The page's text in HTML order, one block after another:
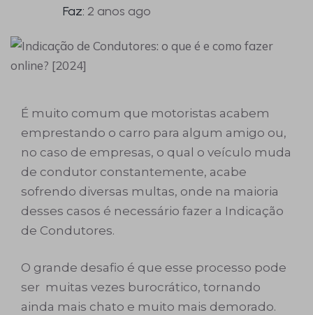
Faz: 2 anos ago
É muito comum que motoristas acabem
emprestando o carro para algum amigo ou,
no caso de empresas, o qual o veículo muda
de condutor constantemente, acabe
sofrendo diversas multas, onde na maioria
desses casos é necessário fazer a Indicação
de Condutores.
O grande desafio é que esse processo pode
ser muitas vezes burocrático, tornando
ainda mais chato e muito mais demorado.